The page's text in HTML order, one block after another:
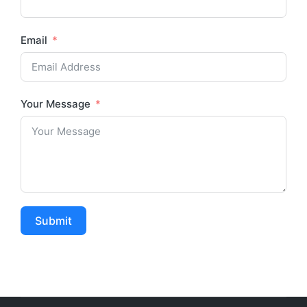
Email
Your Message
Submit